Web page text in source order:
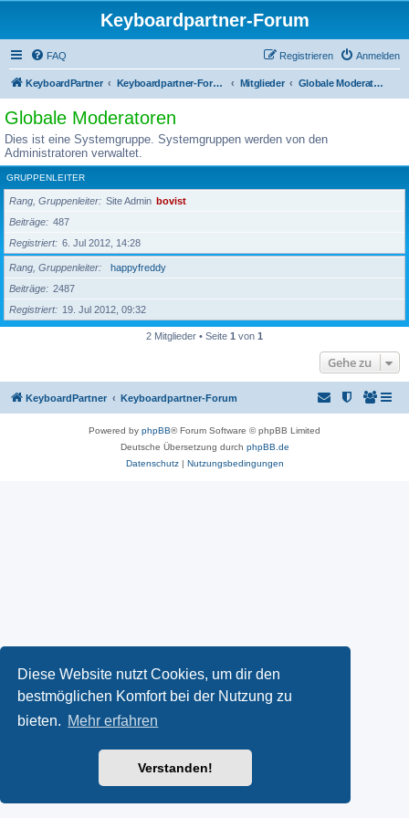
Diese Website nutzt Cookies, um dir den
bestmöglichen Komfort bei der Nutzung zu
bieten. Mehr erfahren
Verstanden!
Keyboardpartner-Forum
FAQ Anmelden
Registrieren
KeyboardPartner Keyboardpartner-Forum Mitglieder Globale Moderatoren
Globale Moderatoren
Dies ist eine Systemgruppe. Systemgruppen werden von den
Administratoren verwaltet.
GRUPPENLEITER
Rang, Gruppenleiter Site Admin bovist
Beiträge
487
Registriert
6. Jul 2012, 14:28
Rang, Gruppenleiter
happyfreddy
Beiträge
2487
Registriert
19. Jul 2012, 09:32
2 Mitglieder • Seite 1 von 1
Gehe zu
KeyboardPartner Keyboardpartner-Forum
Powered by phpBB® Forum Software © phpBB Limited
Deutsche Übersetzung durch phpBB.de
Datenschutz| Nutzungsbedingungen